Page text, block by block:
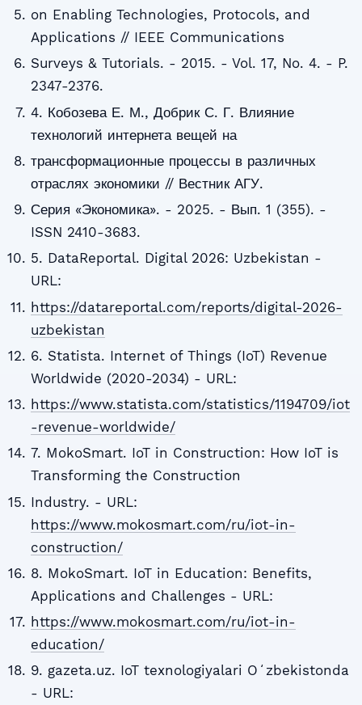
on Enabling Technologies, Protocols, and
Applications // IEEE Communications
Surveys & Tutorials. - 2015. - Vol. 17, No. 4. - P.
2347-2376.
4. Кобозева Е. М., Добрик С. Г. Влияние
технологий интернета вещей на
трансформационные процессы в различных
отраслях экономики // Вестник АГУ.
Серия «Экономика». - 2025. - Вып. 1 (355). -
ISSN 2410-3683.
5. DataReportal. Digital 2026: Uzbekistan -
URL:
https://datareportal.com/reports/digital-2026-
uzbekistan
6. Statista. Internet of Things (IoT) Revenue
Worldwide (2020-2034) - URL:
https://www.statista.com/statistics/1194709/iot
-revenue-worldwide/
7. MokoSmart. IoT in Construction: How IoT is
Transforming the Construction
Industry. - URL:
https://www.mokosmart.com/ru/iot-in-
construction/
8. MokoSmart. IoT in Education: Benefits,
Applications and Challenges - URL:
https://www.mokosmart.com/ru/iot-in-
education/
9. gazeta.uz. IoT texnologiyalari Oʻzbekistonda
- URL: